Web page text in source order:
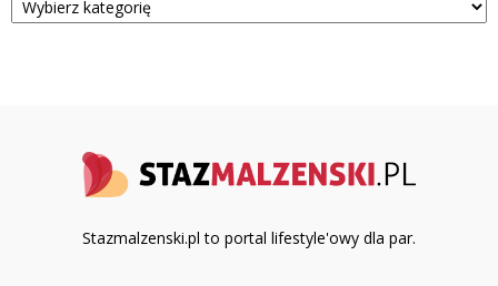
Stazmalzenski.pl to portal lifestyle'owy dla par.